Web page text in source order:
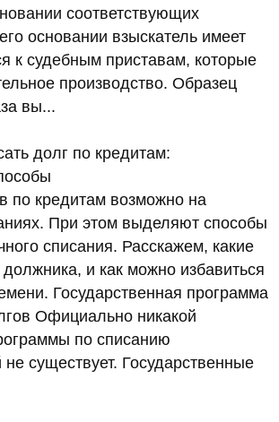
соответствующих
основании взыскатель имеет
к судебным приставам, которые
производство. Образец
вы...
долг по кредитам:
по кредитам возможно на
При этом выделяют способы
списания. Расскажем, какие
и как можно избавиться
Государственная программа
Официально никакой
по списанию
существует. Государственные